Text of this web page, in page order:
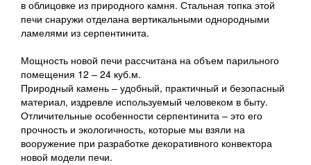
в облицовке из природного камня. Стальная топка этой
печи снаружи отделана вертикальными однородными
ламелями из серпентинита.
Мощность новой печи рассчитана на объем парильного
помещения 12 – 24 куб.м.
Природный камень – удобный, практичный и безопасный
материал, издревле используемый человеком в быту.
Отличительные особенности серпентинита – это его
прочность и экологичность, которые мы взяли на
вооружение при разработке декоративного конвектора
новой модели печи.